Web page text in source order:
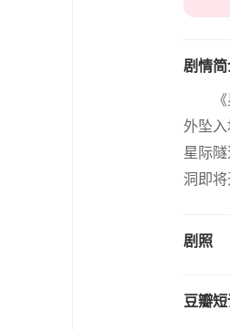
剧情
外坠
星际
洞即
剧照
豆瓣